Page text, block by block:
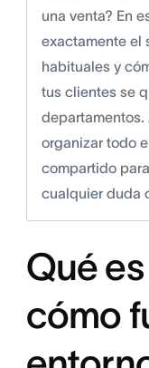
una venta? En
exactamente el
habituales y
tus clientes se
departamentos.
organizar todo
compartido
cualquier duda
Qué
cómo